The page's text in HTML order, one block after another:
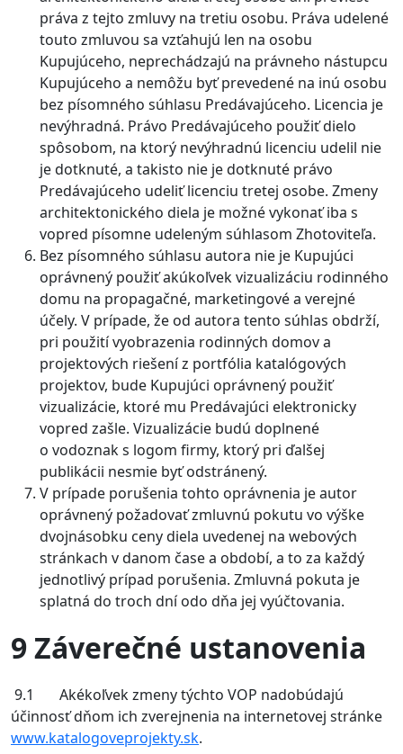
práva z tejto zmluvy na tretiu osobu. Práva udelené
touto zmluvou sa vzťahujú len na osobu
Kupujúceho, neprechádzajú na právneho nástupcu
Kupujúceho a nemôžu byť prevedené na inú osobu
bez písomného súhlasu Predávajúceho. Licencia je
nevýhradná. Právo Predávajúceho použiť dielo
spôsobom, na ktorý nevýhradnú licenciu udelil nie
je dotknuté, a takisto nie je dotknuté právo
Predávajúceho udeliť licenciu tretej osobe. Zmeny
architektonického diela je možné vykonať iba s
vopred písomne udeleným súhlasom Zhotoviteľa.
Bez písomného súhlasu autora nie je Kupujúci
oprávnený použiť akúkoľvek vizualizáciu rodinného
domu na propagačné, marketingové a verejné
účely. V prípade, že od autora tento súhlas obdrží,
pri použití vyobrazenia rodinných domov a
projektových riešení z portfólia katalógových
projektov, bude Kupujúci oprávnený použiť
vizualizácie, ktoré mu Predávajúci elektronicky
vopred zašle. Vizualizácie budú doplnené
o vodoznak s logom firmy, ktorý pri ďalšej
publikácii nesmie byť odstránený.
V prípade porušenia tohto oprávnenia je autor
oprávnený požadovať zmluvnú pokutu vo výške
dvojnásobku ceny diela uvedenej na webových
stránkach v danom čase a období, a to za každý
jednotlivý prípad porušenia. Zmluvná pokuta je
splatná do troch dní odo dňa jej vyúčtovania.
9 Záverečné ustanovenia
9.1 Akékoľvek zmeny týchto VOP nadobúdajú
účinnosť dňom ich zverejnenia na internetovej stránke
www.katalogoveprojekty.sk.